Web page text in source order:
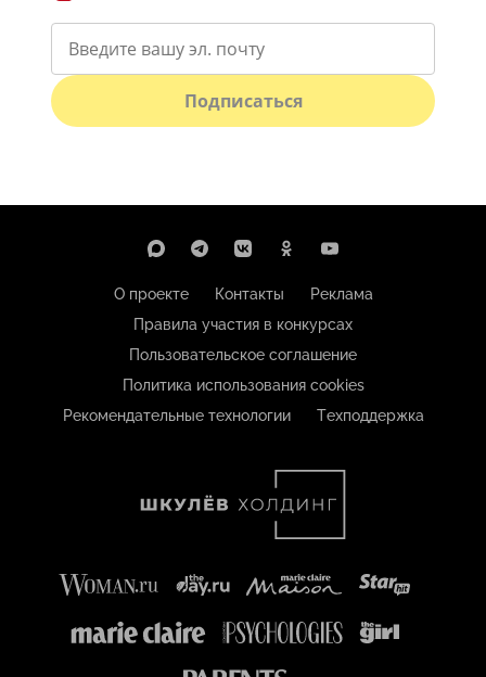
Подписаться
О проекте Контакты
Реклама
Правила участия в конкурсах
Пользовательское соглашение
Политика использования cookies
Рекомендательные технологии
Техподдержка